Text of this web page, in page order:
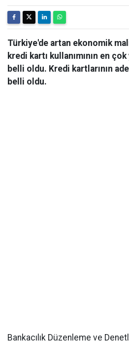
Türkiye'de artan ekonomik
kredi kartı kullanımının en
belli oldu. Kredi kartlarının
belli oldu.
Bankacılık Düzenleme ve